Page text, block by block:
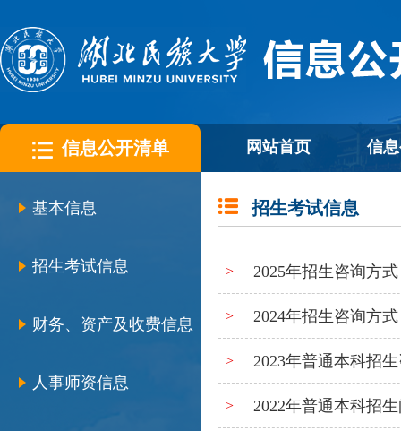
信息公开清单 网站首页 信
基本信息
招生考试信息
财务、资产及收费信息
人事师资信息
招生考试信息
> 2025年招生咨询方式
> 2024年招生咨询方式
> 2023年普通本科招
> 2022年普通本科招